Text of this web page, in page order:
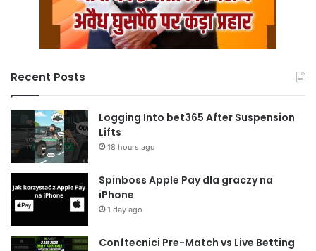
Recent Posts
Logging Into bet365 After Suspension
Lifts
18 hours ago
Spinboss Apple Pay dla graczy na
iPhone
1 day ago
Conftecnici Pre-Match vs Live Betting